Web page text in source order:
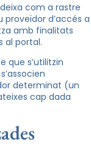
com a rastre
proveïdor d’accés a
amb finalitats
al portal.
que s’utilitzin
determinat (un
cap dada